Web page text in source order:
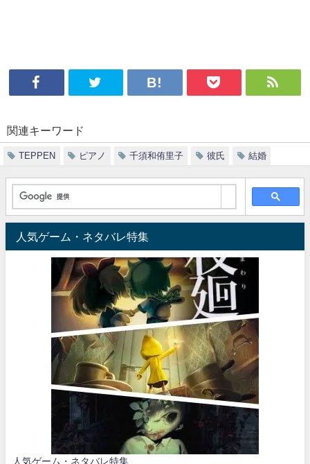
関連キーワード
TEPPEN ピアノ 千須和侑里子 彼氏 結婚
人気ゲーム・ネタバレ特集
人気ゲーム・ネタバレ特集